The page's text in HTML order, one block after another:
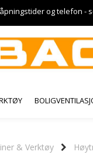
og telefon -
& Verktøy